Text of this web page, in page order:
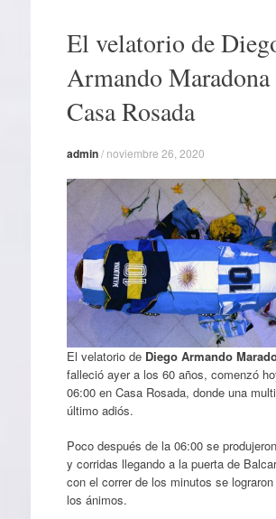
contenidoEl velatorio de
Armando Maradona
Casa Rosada
admin/ noviembre 26, 2020
El velatorio deDiego Armando
falleció ayer a los 60 años, comenzó
06:00 en Casa Rosada, donde una
último adiós.
Poco después de la 06:00 se
y corridas llegando a la puerta de
con el correr de los minutos se
los ánimos.